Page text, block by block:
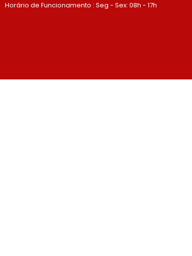
Horário de Funcionamento : Seg - Sex: 08h - 17h